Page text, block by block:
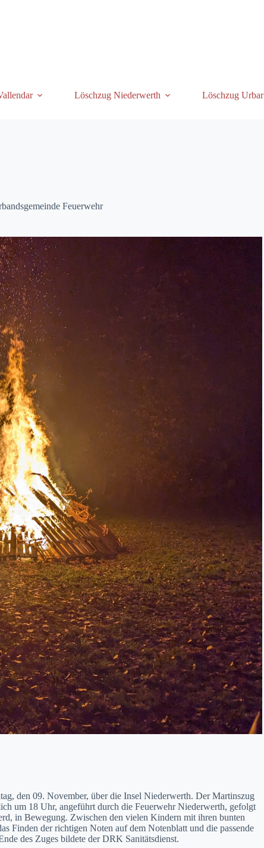
Löschzug Niederwerth Löschzug Urbar
Feuerwehr
den 09. November, über die Insel Niederwerth. Der Martinszug
um 18 Uhr, angeführt durch die Feuerwehr Niederwerth, gefolgt
in Bewegung. Zwischen den vielen Kindern mit ihren bunten
Finden der richtigen Noten auf dem Notenblatt und die passende
des Zuges bildete der DRK Sanitätsdienst.